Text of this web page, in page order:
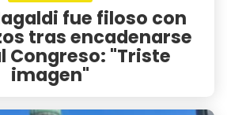
fue filoso con
tras encadenarse
Congreso: "Triste
imagen"